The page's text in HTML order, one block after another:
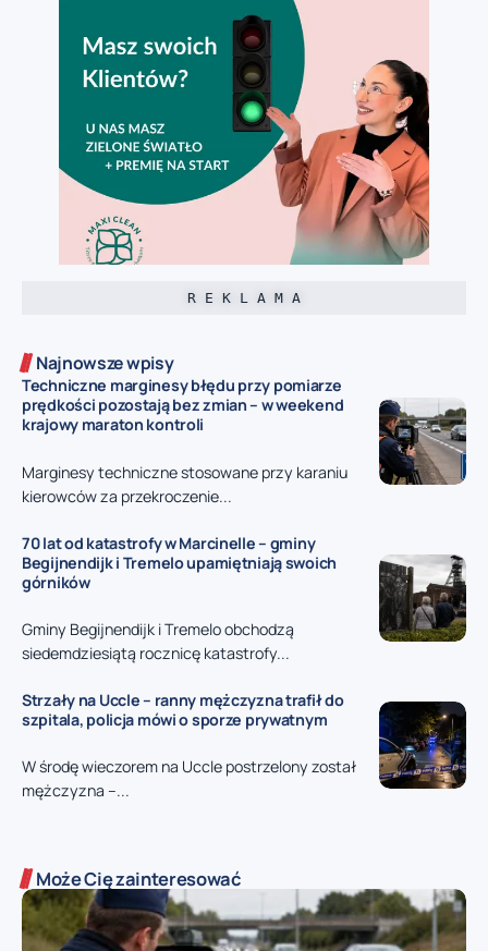
R E K L A M A
Najnowsze wpisy
Techniczne marginesy błędu przy pomiarze
prędkości pozostają bez zmian – w weekend
krajowy maraton kontroli
Marginesy techniczne stosowane przy karaniu
kierowców za przekroczenie...
70 lat od katastrofy w Marcinelle – gminy
Begijnendijk i Tremelo upamiętniają swoich
górników
Gminy Begijnendijk i Tremelo obchodzą
siedemdziesiątą rocznicę katastrofy...
Strzały na Uccle – ranny mężczyzna trafił do
szpitala, policja mówi o sporze prywatnym
W środę wieczorem na Uccle postrzelony został
mężczyzna –...
Może Cię zainteresować